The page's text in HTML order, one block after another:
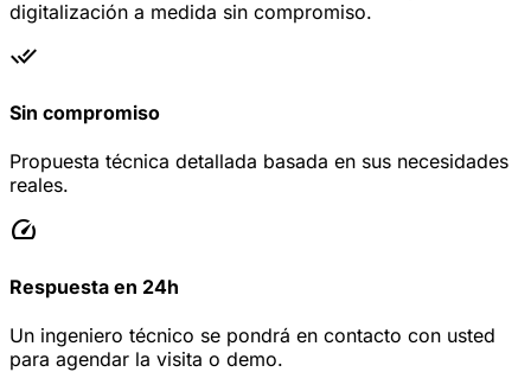
digitalización a medida sin compromiso.
done_all
Sin compromiso
Propuesta técnica detallada basada en sus necesidades
reales.
speed
Respuesta en 24h
Un ingeniero técnico se pondrá en contacto con usted
para agendar la visita o demo.